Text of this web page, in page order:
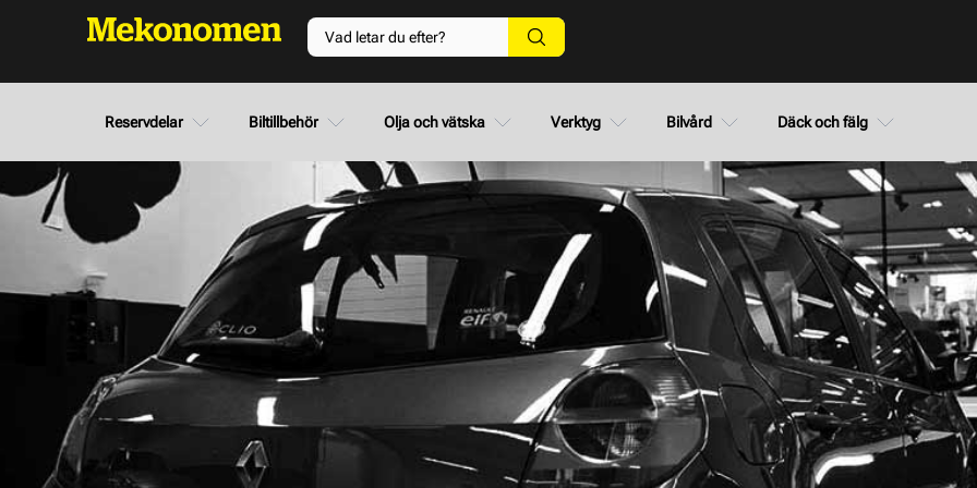
Reservdelar Biltillbehör Olja och vätska Verktyg Bilvård Däck och fälg